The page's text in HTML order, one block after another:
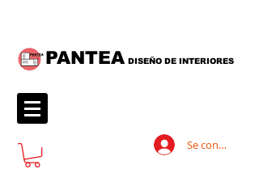
PANTEA DISEÑO DE INTERIORES
Se connecter